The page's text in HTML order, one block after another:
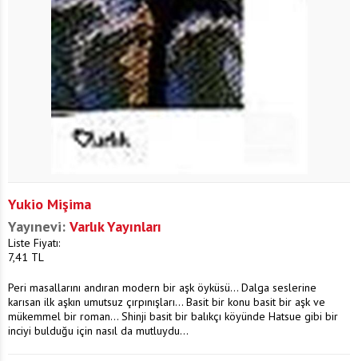
Yukio Mişima
Yayınevi: Varlık Yayınları
Liste Fiyatı:
7,41 TL
Peri masallarını andıran modern bir aşk öyküsü... Dalga seslerine
karısan ilk aşkın umutsuz çırpınışları... Basit bir konu basit bir aşk ve
mükemmel bir roman... Shinji basit bir balıkçı köyünde Hatsue gibi bir
inciyi bulduğu için nasıl da mutluydu...